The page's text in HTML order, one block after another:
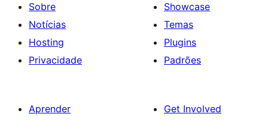
Sobre
Notícias
Hosting
Privacidade
Showcase
Temas
Plugins
Padrões
Aprender
Get Involved